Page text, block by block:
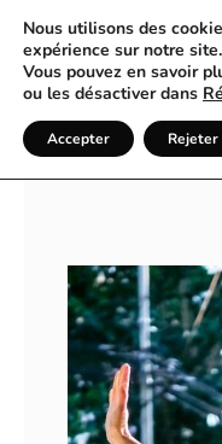
Simplicité
Nous utilisons des
expérience sur notre site.
Vous pouvez en savoir
ou les désactiver dans
Accepter Rejeter